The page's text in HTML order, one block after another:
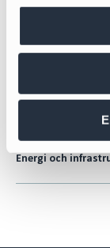
Partner | Head of
Energi och